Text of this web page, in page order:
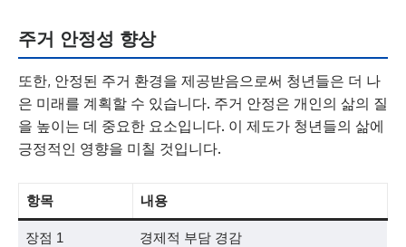
주거 안정성 향상
또한, 안정된 주거 환경을 제공받음으로써 청년들은 더 나
은 미래를 계획할 수 있습니다. 주거 안정은 개인의 삶의 질
을 높이는 데 중요한 요소입니다. 이 제도가 청년들의 삶에
긍정적인 영향을 미칠 것입니다.
항목 내용
장점 1 경제적 부담 경감